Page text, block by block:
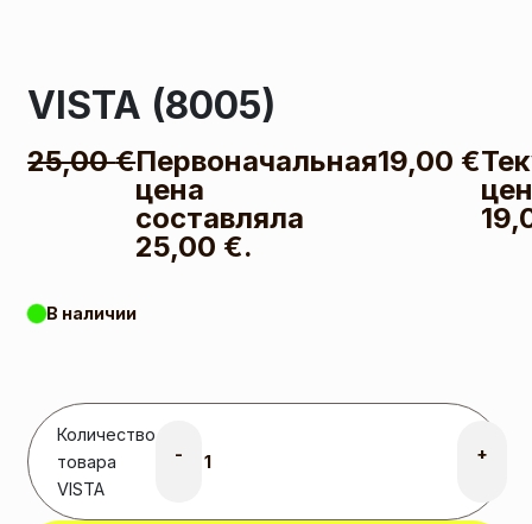
VISTA (8005)
25,00€Первоначальная
цена
составляла
25,00 €.
19,00 €
В наличии
Количество
товара
VISTA
- +